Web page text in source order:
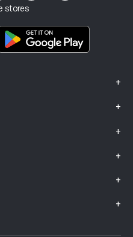
stores
+
+
+
+
+
informatie
+